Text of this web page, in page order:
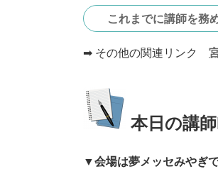
これまでに講師を務
➡ その他の関連リンク
本日の講
▼会場は夢メッセみやぎ